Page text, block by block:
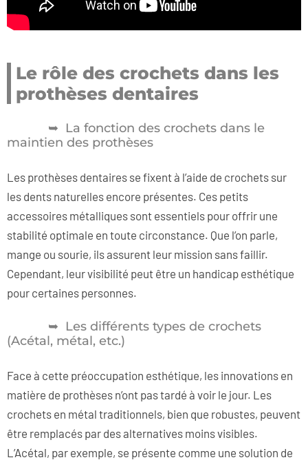
Le rôle des crochets dans les
prothèses dentaires
La fonction des crochets dans le
maintien des prothèses
Les prothèses dentaires se fixent à l’aide de crochets sur
les dents naturelles encore présentes. Ces petits
accessoires métalliques sont essentiels pour offrir une
stabilité optimale en toute circonstance. Que l’on parle,
mange ou sourie, ils assurent leur mission sans faillir.
Cependant, leur visibilité peut être un handicap esthétique
pour certaines personnes.
Les différents types de crochets
(Acétal, métal, etc.)
Face à cette préoccupation esthétique, les innovations en
matière de prothèses n’ont pas tardé à voir le jour. Les
crochets en métal traditionnels, bien que robustes, peuvent
être remplacés par des alternatives moins visibles.
L’Acétal, par exemple, se présente comme une solution de